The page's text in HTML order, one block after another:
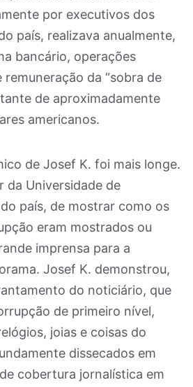
por executivos dos
país, realizava anualmente,
bancário, operações
remuneração da “sobra de
de aproximadamente
americanos.
de Josef K. foi mais longe.
da Universidade de
país, de mostrar como os
eram mostrados ou
imprensa para a
Josef K. demonstrou,
do noticiário, que
de primeiro nível,
joias e coisas do
dissecados em
cobertura jornalística em